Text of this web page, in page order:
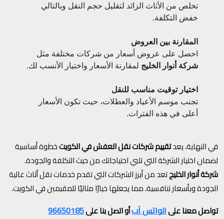
تخلص من الأثاث الزائد لتقليل حجم النقل وبالتالي
خفض التكلفة.
المقارنة بين العروض
احصل على عروض أسعار من شركات مختلفة مثل
شركة أنوار الخليج لمقارنة الأسعار واختيار الأنسب لك.
اختيار توقيت مناسب للنقل
تجنب موسم الأعياد والعطلات، حيث تكون الأسعار
أعلى في هذه الفترات.
في النهاية، يعدتقييم شركات نقل العفش في الكويتخطوة أساسية
لضمان اختيار الشركة التي تلبي احتياجاتك من حيث التكلفة والجودة.
شركة أنوار الخليجتعد من أبرز الشركات التي تقدم خدمات نقل أثاث عالية
الجودة وبأسعار تنافسية، مما يجعلها خيارًا مثاليًا للمقيمين في الكويت.
تواصل معنا علىالواتس آبأو اتصل بنا على96650185